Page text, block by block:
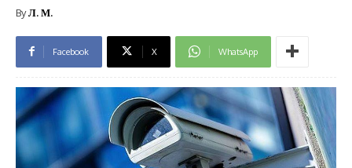
ByЛ. М.
Facebook X WhatsApp